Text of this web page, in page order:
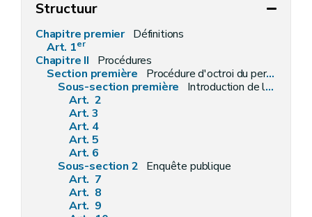
Structuur
Chapitre premier Définitions
Art. 1er
Chapitre II
Procédures
Section première
Procédure d'octroi du permis d'environnement
Sous-section première
Introduction de la demande
Art. 2
Art. 3
Art. 4
Art. 5
Art. 6
Sous-section 2 Enquête publique
Art. 7
Art. 8
Art. 9